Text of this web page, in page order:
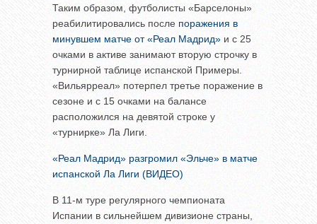
Таким образом, футболисты «Барселоны»
реабилитировались после поражения в
минувшем матче от «Реал Мадрид» и с 25
очками в активе занимают вторую строчку в
турнирной таблице испанской Примеры.
«Вильярреал» потерпел третье поражение в
сезоне и с 15 очками на балансе
расположился на девятой строке у
«турнирке» Ла Лиги.
«Реал Мадрид» разгромил «Эльче» в матче
испанской Ла Лиги (ВИДЕО)
В 11-м туре регулярного чемпионата
Испании в сильнейшем дивизионе страны,